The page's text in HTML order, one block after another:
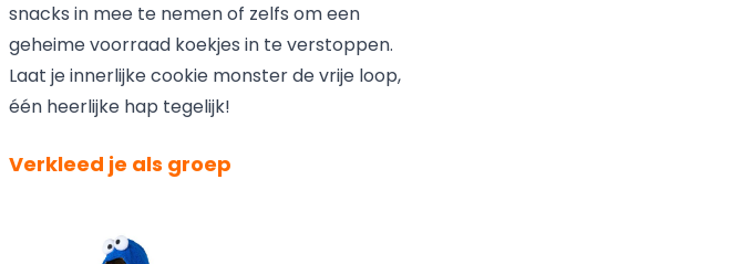
snacks in mee te nemen of zelfs om een
geheime voorraad koekjes in te verstoppen.
Laat je innerlijke cookie monster de vrije loop,
één heerlijke hap tegelijk!
Verkleed je als groep